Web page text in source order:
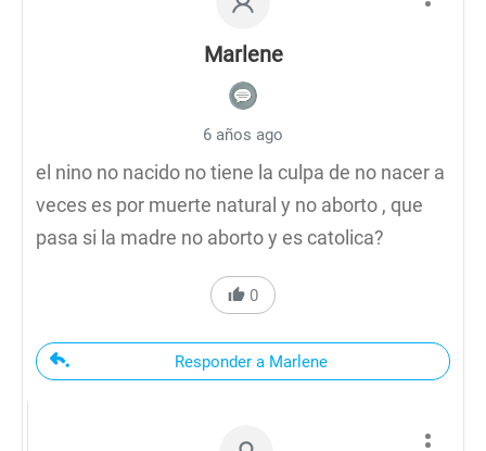
Marlene
6 años ago
el nino no nacido no tiene la culpa de no nacer a
veces es por muerte natural y no aborto , que
pasa si la madre no aborto y es catolica?
0
Responder a Marlene